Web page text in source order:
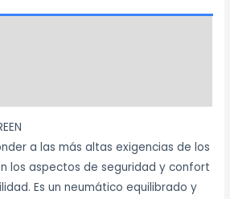
a las más altas exigencias de los
los aspectos de seguridad y confort
Es un neumático equilibrado y